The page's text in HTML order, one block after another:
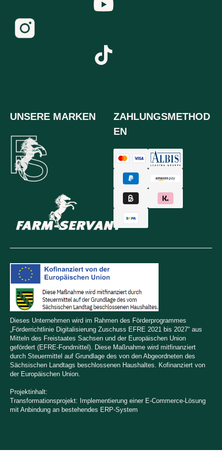
UNSERE MARKEN
ZAHLUNGSMETHOD
EN
Dieses Unternehmen wird im Rahmen des Förderprogrammes
„Förderrichtlinie Digitalisierung Zuschuss EFRE 2021 bis 2027“ aus
Mitteln des Freistaates Sachsen und der Europäischen Union
gefördert (EFRE-Fondmittel). Diese Maßnahme wird mitfinanziert
durch Steuermittel auf Grundlage des von den Abgeordneten des
Sächsischen Landtags beschlossenen Haushaltes. Kofinanziert von
der Europäischen Union.
Projektinhalt:
Transformationsprojekt: Implementierung einer E-Commerce-Lösung
mit Anbindung an bestehendes ERP-System